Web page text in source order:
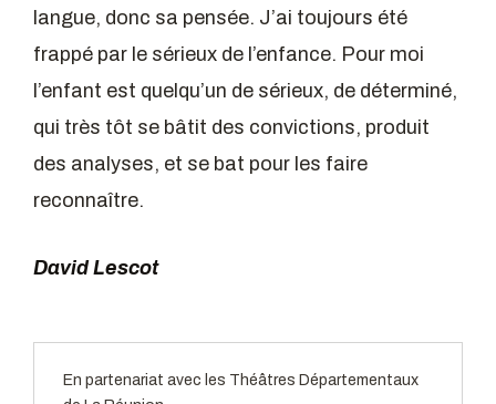
langue, donc sa pensée. J’ai toujours été
frappé par le sérieux de l’enfance. Pour moi
l’enfant est quelqu’un de sérieux, de déterminé,
qui très tôt se bâtit des convictions, produit
des analyses, et se bat pour les faire
reconnaître.
David Lescot
En partenariat avec les Théâtres Départementaux